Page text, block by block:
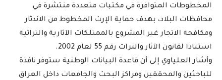
المخطوطات المتوافرة في مكتبات متعددة منتشرة في
محافظات البلاد، بهدف حماية الإرث المخطوط من الاندثار
ومكافحة الاتجار غير المشروع بالممتلكات الآثارية والتراثية
استنادا لقانون الآثار والتراث رقم 55 لعام 2002.
وأشار العلياوي إلى أن قاعدة البيانات الوطنية ستوفر نافذة
للباحثين والمحققين ومراكز البحث والجامعات داخل العراق